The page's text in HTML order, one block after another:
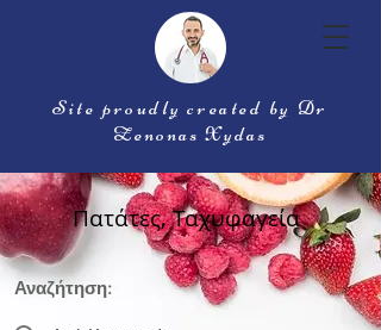
Site proudly created by Dr
Zenonas Xydas
Πατάτες, Ταχυφαγεία
Αναζήτηση: